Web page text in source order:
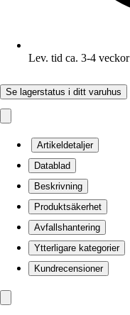
Lev. tid ca. 3-4 veckor
Se lagerstatus i ditt varuhus
Artikeldetaljer
Datablad
Beskrivning
Produktsäkerhet
Avfallshantering
Ytterligare kategorier
Kundrecensioner